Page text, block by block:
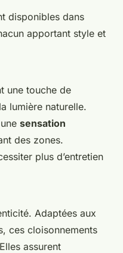
disponibles dans
apportant style et
une touche de
lumière naturelle.
sensation
des zones.
plus d’entretien
Adaptées aux
ces cloisonnements
assurent